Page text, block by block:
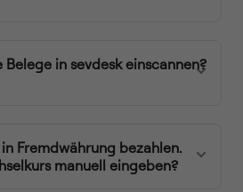
Belege in sevdesk einscannen?
Fremdwährung bezahlen.
manuell eingeben?